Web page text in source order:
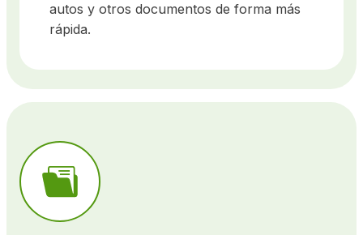
autos y otros documentos de forma más
rápida.